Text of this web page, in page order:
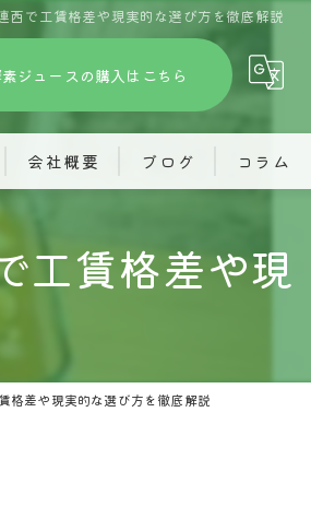
で工賃格差や現実的な選び方を徹底解説
ジュースの購入はこちら
会社概要
就労継続支援あふろ
株式会社JIMOTO
ブログ コラム
工賃格差や現
格差や現実的な選び方を徹底解説